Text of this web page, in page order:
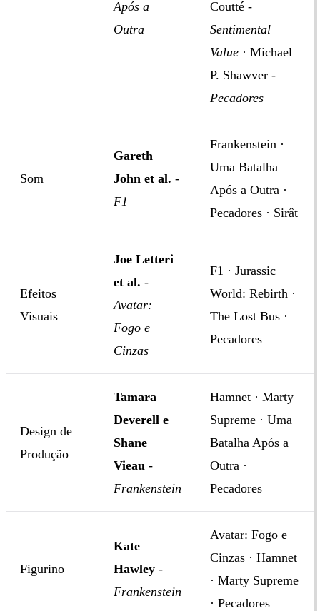
Após a
Outra
Coutté -
Sentimental
Value · Michael
P. Shawver -
Pecadores
Som
Gareth
John et al. -
F1
Frankenstein ·
Uma Batalha
Após a Outra ·
Pecadores · Sirât
Efeitos
Visuais
Joe Letteri
et al. -
Avatar:
Fogo e
Cinzas
F1 · Jurassic
World: Rebirth ·
The Lost Bus ·
Pecadores
Design de
Produção
Tamara
Deverell e
Shane
Vieau -
Frankenstein
Hamnet · Marty
Supreme · Uma
Batalha Após a
Outra ·
Pecadores
Figurino
Kate
Hawley -
Frankenstein
Avatar: Fogo e
Cinzas · Hamnet
· Marty Supreme
· Pecadores